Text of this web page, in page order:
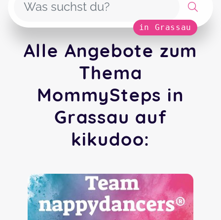
in Grassau
Alle Angebote zum
Thema
MommySteps in
Grassau auf
kikudoo: